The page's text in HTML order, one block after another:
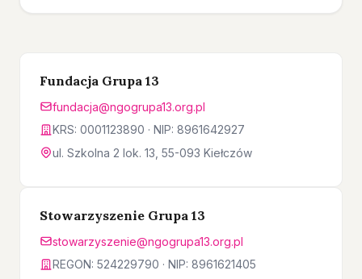
Fundacja Grupa 13
fundacja@ngogrupa13.org.pl
KRS: 0001123890 · NIP: 8961642927
ul. Szkolna 2 lok. 13, 55-093 Kiełczów
Stowarzyszenie Grupa 13
stowarzyszenie@ngogrupa13.org.pl
REGON: 524229790 · NIP: 8961621405